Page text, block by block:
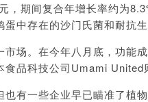
，期间复合年增长率约为
中存在的沙门氏菌和耐抗
场。在今年八月底，功能
品科技公司Umami United
有一些企业早已瞄准了植